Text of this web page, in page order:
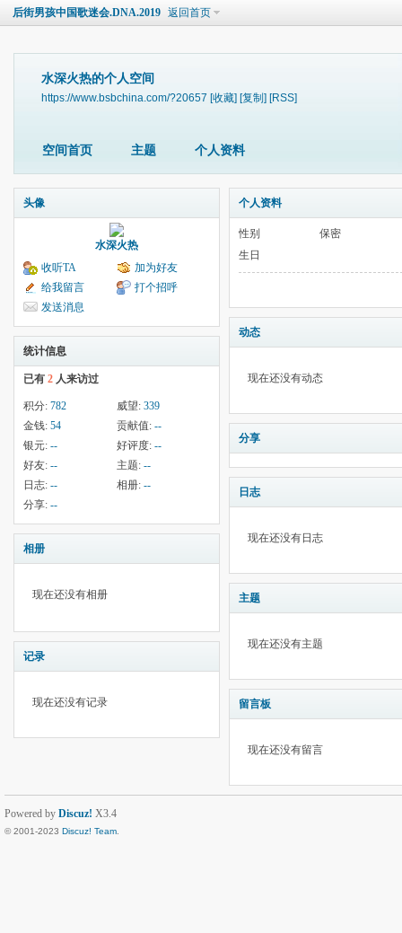
后街男孩中国歌迷会.DNA.2019 返回首页
水深火热的个人空间
https://www.bsbchina.com/?20657 [收藏] [复制] [RSS]
空间首页 主题 个人资料
头像
水深火热
收听TA
加为好友
给我留言
打个招呼
发送消息
统计信息
已有 2 人来访过
积分: 782 威望: 339
金钱: 54 贡献值: --
银元: -- 好评度: --
好友: -- 主题: --
日志: -- 相册: --
分享: --
相册
现在还没有相册
记录
现在还没有记录
个人资料
性别
保密
生日
动态
现在还没有动态
分享
日志
现在还没有日志
主题
现在还没有主题
留言板
现在还没有留言
Powered by Discuz! X3.4
© 2001-2023 Discuz! Team